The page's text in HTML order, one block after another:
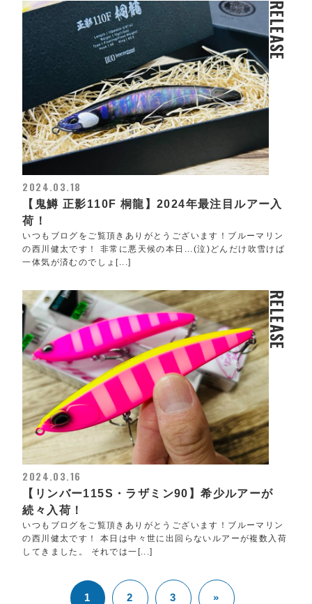
RELEASE
2024.03.18
【鬼鱒 正影110F 桐龍】2024年最注目ルアー入
荷！
いつもブログをご覧頂きありがとうございます！ブルーマリン
の西川健太です！ 非常に悪天候の本日...(泣)どんだけ吹雪けば
一体気が済むのでしょ[...]
RELEASE
2024.03.16
【リンバー115S・ラザミン90】希少ルアーが
続々入荷！
いつもブログをご覧頂きありがとうございます！ブルーマリン
の西川健太です！ 本日は中々世に出回らないルアーが複数入荷
してきました。 それでは一[...]
1 2 3 »